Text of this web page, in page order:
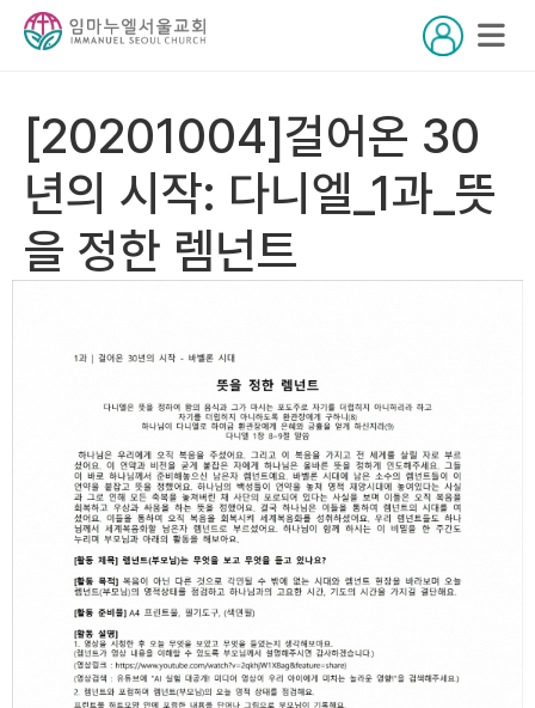
[20201004]걸어온 30
년의 시작: 다니엘_1과_뜻
을 정한 렘넌트